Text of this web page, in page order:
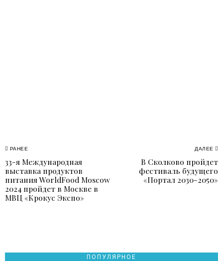
Навигация
по
записям
РАНЕЕ
Previous
post:
33-я Международная
выставка продуктов
питания WorldFood Moscow
2024 пройдет в Москве в
МВЦ «Крокус Экспо»
ДАЛЕЕ
В Сколково пройдет
фестиваль будущего
«Портал 2030-2050»
ПОПУЛЯРНОЕ